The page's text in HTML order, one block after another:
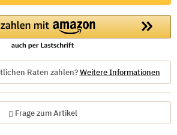
Raten zahlen?Weitere Informationen
Frage zum Artikel